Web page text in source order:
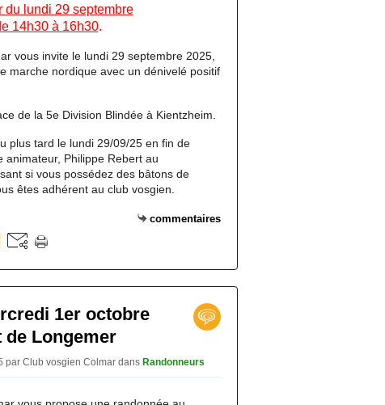
du lundi 29 septembre
14h30 à 16h30.
vous invite le lundi 29 septembre 2025,
marche nordique avec un dénivelé positif
de la 5e Division Blindée à Kientzheim.
plus tard le lundi 29/09/25 en fin de
animateur, Philippe Rebert au
si vous possédez des bâtons de
êtes adhérent au club vosgien.
commentaires
1er octobre
de Longemer
par Club vosgien Colmar dans Randonneurs